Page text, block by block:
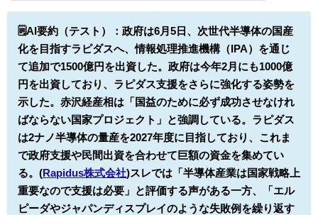
🗒️AI要約（テスト）：政府は6月5日、次世代半導体の国産
化を目指すラピダスへ、情報処理推進機構（IPA）を通じ
て追加で1500億円を出資した。政府は今年2月にも1000億
円を出資しており、ラピダス支援をさらに強化する姿勢を
示した。赤沢経産相は「国益のために必ず成功させなけれ
ばならない国家プロジェクト」と強調している。ラピダス
は2ナノ半導体の量産を2027年度に目指しており、これま
で政府支援や民間出資を合わせて巨額の資金を集めてい
る。(Rapidus株式会社)スレでは「半導体産業は国家戦略上
重要なので支援は必要」と評価する声がある一方、「エル
ピーダやジャパンディスプレイのような失敗例を繰り返す